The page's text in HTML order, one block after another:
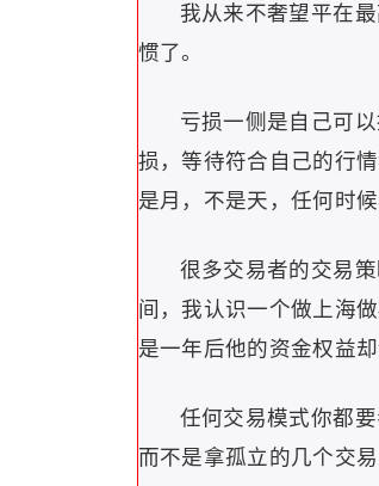
我从来不奢望平在
惯了。
亏损一侧是自己可
损，等待符合自己的行
是月，不是天，任何时
很多交易者的交易
间，我认识一个做上海
是一年后他的资金权益却
任何交易模式你都
而不是拿孤立的几个交易